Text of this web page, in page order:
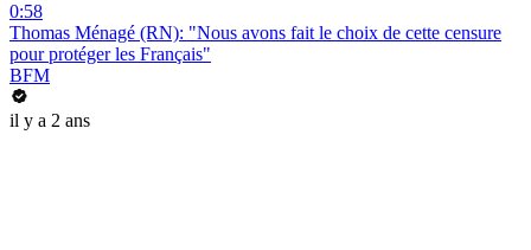
0:58
Thomas Ménagé (RN): "Nous avons fait le choix de cette censure
pour protéger les Français"
BFM
il y a 2 ans